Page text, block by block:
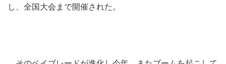
し、全国大会まで開催された。